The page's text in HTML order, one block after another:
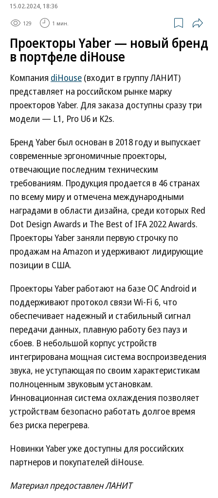
15.02.2024, 18:36
129 1 мин.
Проекторы Yaber — новый бренд
в портфеле diHouse
Компания diHouse (входит в группу ЛАНИТ)
представляет на российском рынке марку
проекторов Yaber. Для заказа доступны сразу три
модели — L1, Pro U6 и K2s.
Бренд Yaber был основан в 2018 году и выпускает
современные эргономичные проекторы,
отвечающие последним техническим
требованиям. Продукция продается в 46 странах
по всему миру и отмечена международными
наградами в области дизайна, среди которых Red
Dot Design Awards и The Best of IFA 2022 Awards.
Проекторы Yaber заняли первую строчку по
продажам на Amazon и удерживают лидирующие
позиции в США.
Проекторы Yaber работают на базе ОС Android и
поддерживают протокол связи Wi-Fi 6, что
обеспечивает надежный и стабильный сигнал
передачи данных, плавную работу без пауз и
сбоев. В небольшой корпус устройств
интегрирована мощная система воспроизведения
звука, не уступающая по своим характеристикам
полноценным звуковым установкам.
Инновационная система охлаждения позволяет
устройствам безопасно работать долгое время
без риска перегрева.
Новинки Yaber уже доступны для российских
партнеров и покупателей diHouse.
Материал предоставлен ЛАНИТ